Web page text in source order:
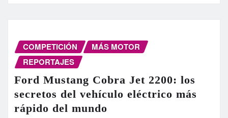
COMPETICIÓN
MÁS MOTOR
REPORTAJES
Ford Mustang Cobra Jet 2200: los
secretos del vehículo eléctrico más
rápido del mundo